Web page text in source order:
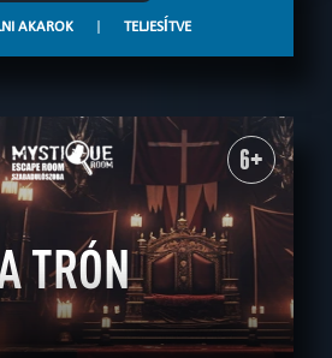
AKAROK | TELJESÍTVE
6+
TRÓN